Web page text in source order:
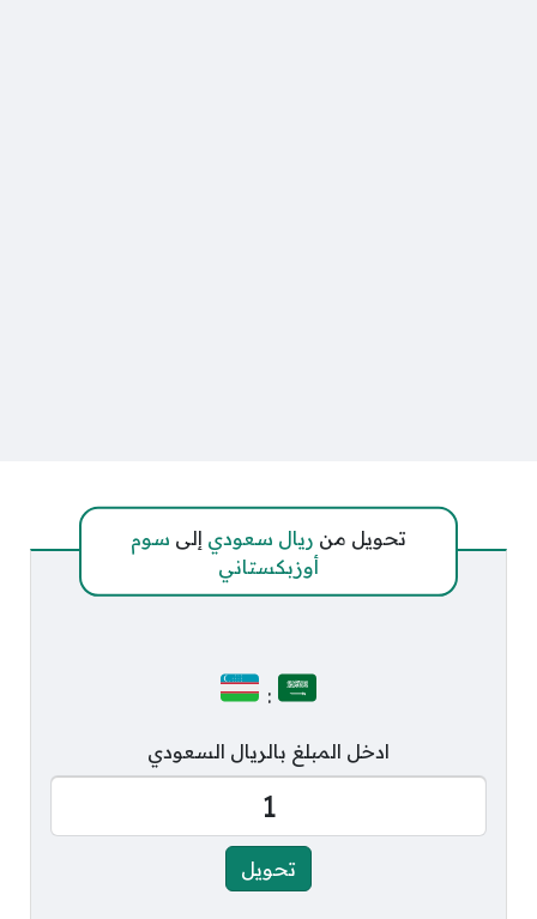
تحويل من ريال سعودي إلى سوم
أوزبكستاني
:
ادخل المبلغ بالريال السعودي